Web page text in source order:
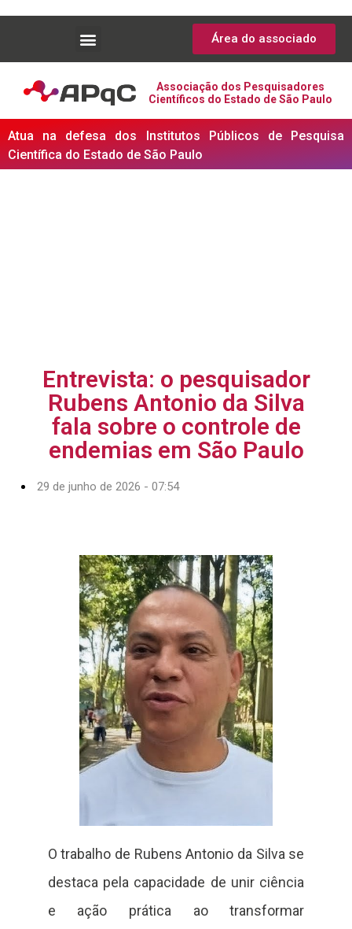
Área do associado
Associação dos Pesquisadores
Científicos do Estado de São Paulo
Atua na defesa dos Institutos Públicos de Pesquisa
Científica do Estado de São Paulo
Entrevista: o pesquisador
Rubens Antonio da Silva
fala sobre o controle de
endemias em São Paulo
29 de junho de 2026 - 07:54
O trabalho de Rubens Antonio da Silva se
destaca pela capacidade de unir ciência
e ação prática ao transformar